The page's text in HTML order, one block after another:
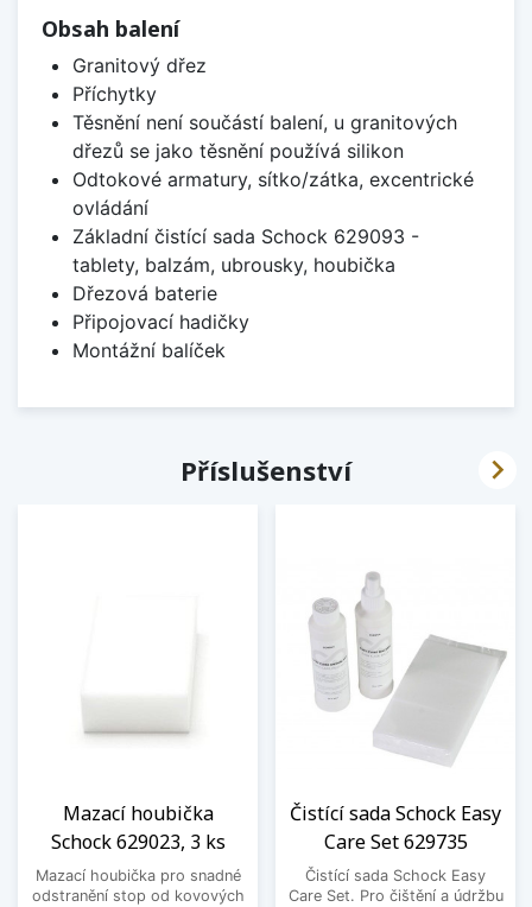
Obsah balení
Granitový dřez
Příchytky
Těsnění není součástí balení, u granitových
dřezů se jako těsnění používá silikon
Odtokové armatury, sítko/zátka, excentrické
ovládání
Základní čistící sada Schock 629093 -
tablety, balzám, ubrousky, houbička
Dřezová baterie
Připojovací hadičky
Montážní balíček
Příslušenství
Mazací houbička
Schock 629023, 3 ks
Mazací houbička pro snadné
odstranění stop od kovových
Čistící sada Schock Easy
Care Set 629735
Čistící sada Schock Easy
Care Set. Pro čištění a údržbu
